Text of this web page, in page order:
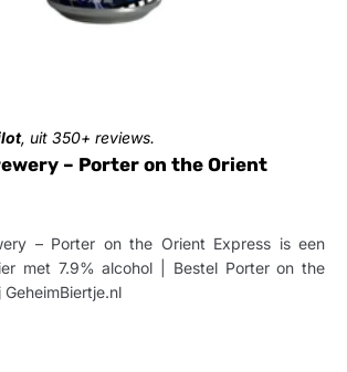
, uit 350+ reviews.
– Porter on the Orient
– Porter on the Orient Express is een
met 7.9% alcohol | Bestel Porter on the